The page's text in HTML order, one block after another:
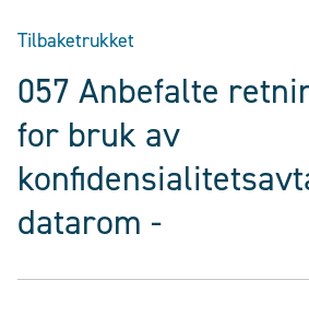
Tilbaketrukket
057 Anbefalte
for bruk av
datarom -